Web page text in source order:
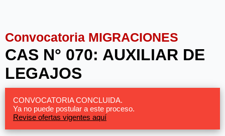
Convocatoria MIGRACIONES
CAS N° 070: AUXILIAR DE
LEGAJOS
CONVOCATORIA CONCLUIDA.
Ya no puede postular a este proceso.
Revise ofertas vigentes aquí